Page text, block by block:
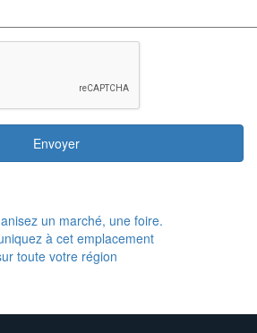
Envoyer
un marché, une foire.
à cet emplacement
toute votre région